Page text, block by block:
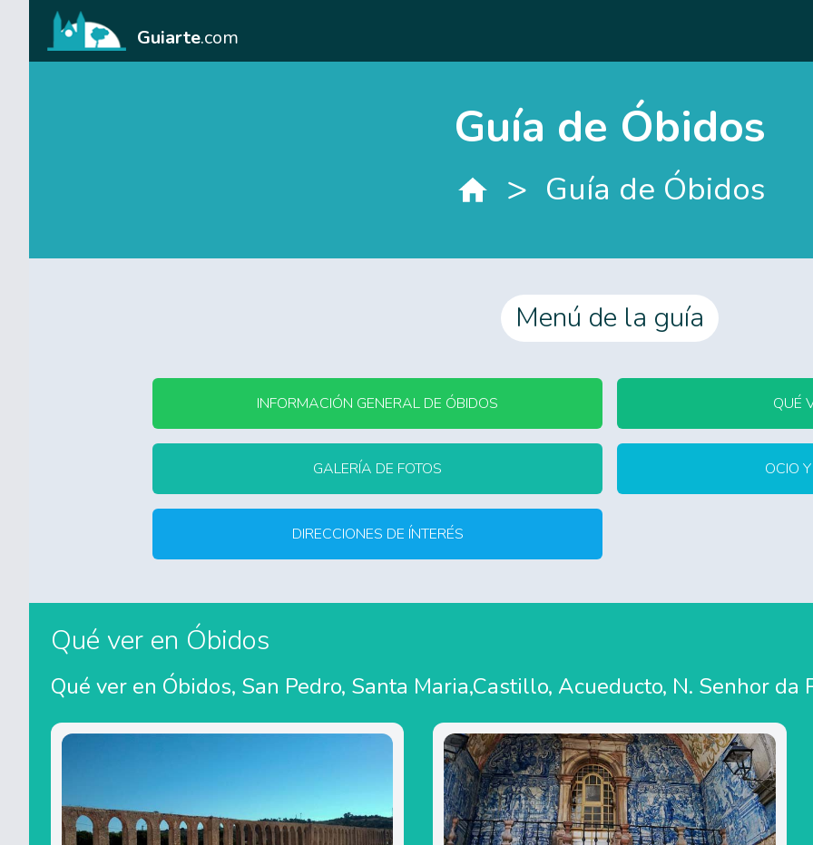
Guiarte.com
Guía de Óbidos
> Guía de Óbidos
Menú de la guía
INFORMACIÓN GENERAL DE ÓBIDOS QUÉ
GALERÍA DE FOTOS OCIO
DIRECCIONES DE ÍNTERÉS
Qué ver en Óbidos
Qué ver en Óbidos, San Pedro, Santa Maria,Castillo, Acueducto, N. Senhor da